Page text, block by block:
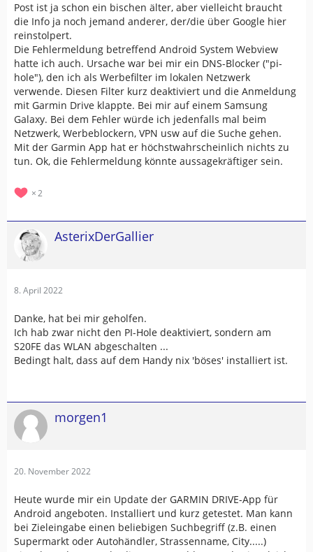
Post ist ja schon ein bischen älter, aber vielleicht braucht
die Info ja noch jemand anderer, der/die über Google hier
reinstolpert.
Die Fehlermeldung betreffend Android System Webview
hatte ich auch. Ursache war bei mir ein DNS-Blocker ("pi-
hole"), den ich als Werbefilter im lokalen Netzwerk
verwende. Diesen Filter kurz deaktiviert und die Anmeldung
mit Garmin Drive klappte. Bei mir auf einem Samsung
Galaxy. Bei dem Fehler würde ich jedenfalls mal beim
Netzwerk, Werbeblockern, VPN usw auf die Suche gehen.
Mit der Garmin App hat er höchstwahrscheinlich nichts zu
tun. Ok, die Fehlermeldung könnte aussagekräftiger sein.
2
AsterixDerGallier
8. April 2022
Danke, hat bei mir geholfen.
Ich hab zwar nicht den PI-Hole deaktiviert, sondern am
S20FE das WLAN abgeschalten ...
Bedingt halt, dass auf dem Handy nix 'böses' installiert ist.
morgen1
20. November 2022
Heute wurde mir ein Update der GARMIN DRIVE-App für
Android angeboten. Installiert und kurz getestet. Man kann
bei Zieleingabe einen beliebigen Suchbegriff (z.B. einen
Supermarkt oder Autohändler, Strassenname, City.....)